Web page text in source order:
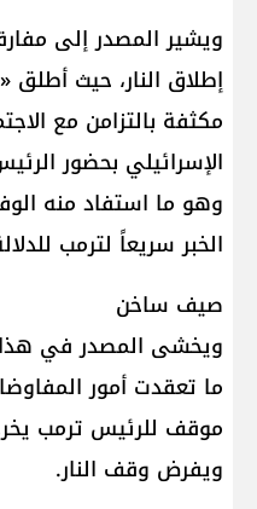
ويشير المصدر إلى
إطلاق النار، حيث
مكثفة بالتزامن مع
الإسرائيلي بحضور
وهو ما استفاد منه
الخبر سريعاً لترمب
صيف ساخن
ويخشى المصدر في هذا
ما تعقدت أمور
موقف للرئيس ترمب
ويفرض وقف النار.